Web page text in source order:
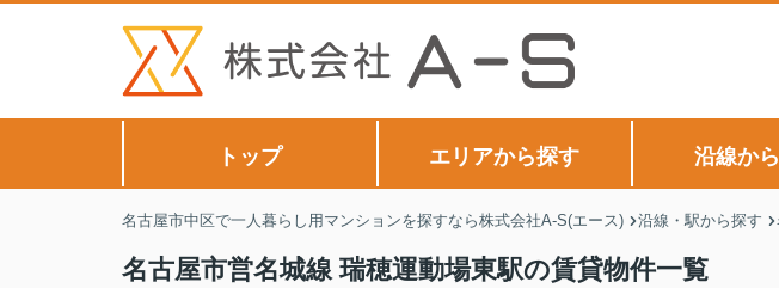
トップ エリアから探す 沿線か
名古屋市中区で一人暮らし用マンションを探すなら株式会社A-S(エース) 沿線・駅から探す
名古屋市営名城線 瑞穂運動場東駅の賃貸物件一覧